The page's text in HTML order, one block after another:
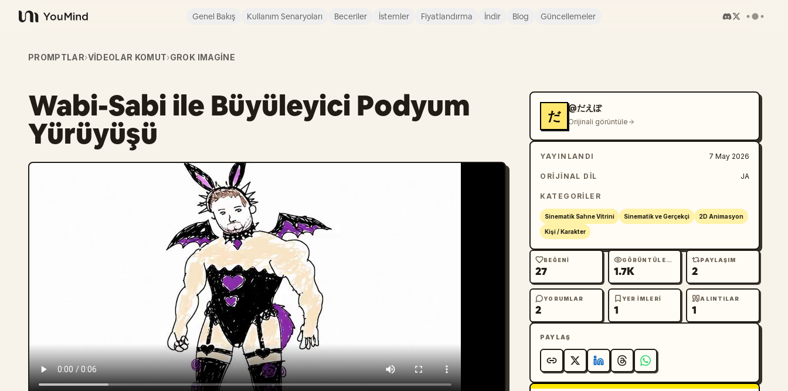
YouMind
Genel Bakış Kullanım Senaryoları Beceriler İstemler Fiyatlandırma İndir Blog Güncellemeler
PROMPTLAR›VIDEOLAR KOMUT›GROK IMAGINE
Wabi-Sabi ile Büyüleyici Podyum
Yürüyüşü だ
@だえぽ
Orijinali görüntüle
YAYINLANDI 7 May 2026
ORIJINAL DIL JA
KATEGORILER
Sinematik Sahne Vitrini Sinematik ve Gerçekçi 2D Animasyon
Kişi / Karakter
BEĞENI
27
GÖRÜNTÜLEME
1.7K
PAYLAŞIM
2
YORUMLAR
2
YER IMLERI
1
ALINTILAR
1
PAYLAŞ